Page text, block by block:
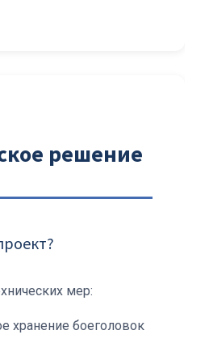
решение
мер:
хранение боеголовок